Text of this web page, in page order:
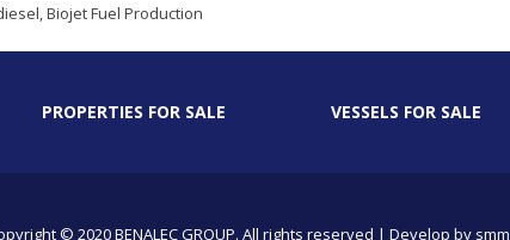
Biojet Fuel Production
PROPERTIES FOR SALE VESSELS FOR SALE
© 2020 BENALEC GROUP. All rights reserved | Develop by smm